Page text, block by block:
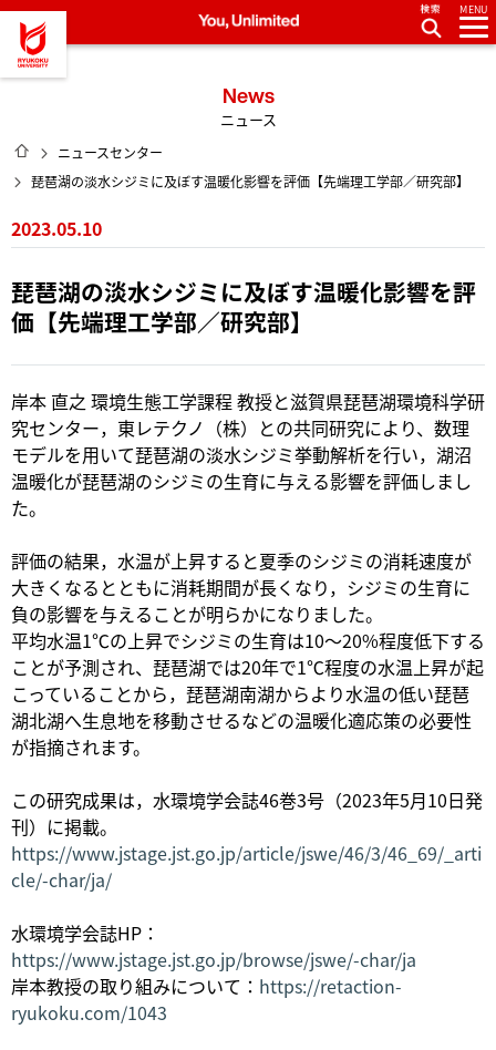
龍谷大学 You, Unlimited
MENU
News
ニュース
HOME
ニュースセンター
琵琶湖の淡水シジミに及ぼす温暖化影響を評価【先端理工学部／研究部】
2023.05.10
琵琶湖の淡水シジミに及ぼす温暖化影響を評
価【先端理工学部／研究部】
岸本 直之 環境生態工学課程 教授と滋賀県琵琶湖環境科学研
究センター，東レテクノ（株）との共同研究により、数理
モデルを用いて琵琶湖の淡水シジミ挙動解析を行い，湖沼
温暖化が琵琶湖のシジミの生育に与える影響を評価しまし
た。
評価の結果，水温が上昇すると夏季のシジミの消耗速度が
大きくなるとともに消耗期間が長くなり，シジミの生育に
負の影響を与えることが明らかになりました。
平均水温1℃の上昇でシジミの生育は10〜20%程度低下する
ことが予測され、琵琶湖では20年で1℃程度の水温上昇が起
こっていることから，琵琶湖南湖からより水温の低い琵琶
湖北湖へ生息地を移動させるなどの温暖化適応策の必要性
が指摘されます。
この研究成果は，水環境学会誌46巻3号（2023年5月10日発
刊）に掲載。
https://www.jstage.jst.go.jp/article/jswe/46/3/46_69/_arti
cle/-char/ja/
水環境学会誌HP：
https://www.jstage.jst.go.jp/browse/jswe/-char/ja
岸本教授の取り組みについて： https://retaction-
ryukoku.com/1043